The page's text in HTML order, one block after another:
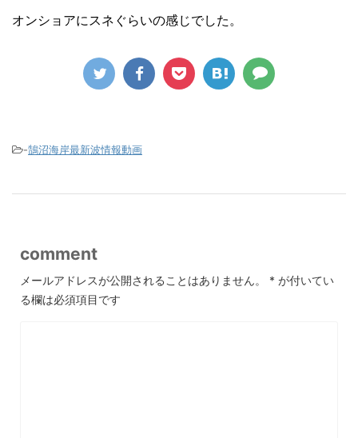
オンショアにスネぐらいの感じでした。
-鵠沼海岸最新波情報動画
comment
メールアドレスが公開されることはありません。 * が付いてい
る欄は必須項目です